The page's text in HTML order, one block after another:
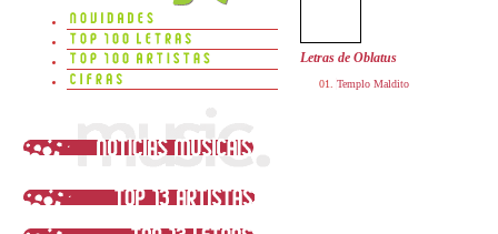
Letras de Oblatus
Templo Maldito